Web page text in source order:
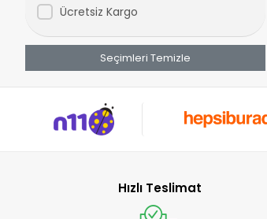
Bayan Yelek
İç Giyim
Ücretsiz Kargo
Seçimleri Temizle
Hızlı Teslimat